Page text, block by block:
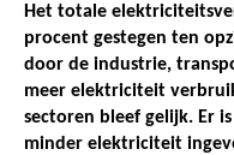
Het totale
procent gestegen ten
door de industrie,
meer elektriciteit
sectoren bleef gelijk. Er
minder elektriciteit